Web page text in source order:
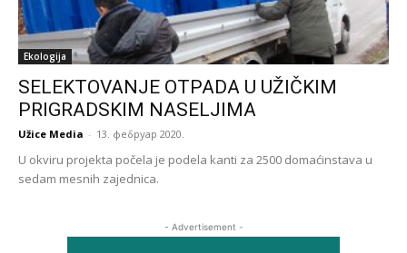
Ekologija
SELEKTOVANJE OTPADA U UŽIČKIM
PRIGRADSKIM NASELJIMA
Užice Media - 13. фебруар 2020.
U okviru projekta počela je podela kanti za 2500 domaćinstava u
sedam mesnih zajednica.
- Advertisement -